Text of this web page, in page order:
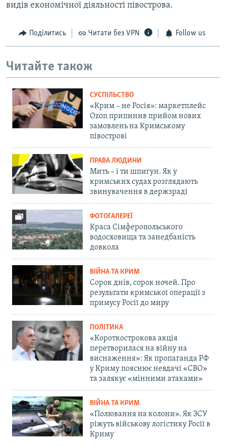
видів економічної діяльності півострова.
Поділитись Читати без VPN Follow us
Читайте також
СУСПІЛЬСТВО
«Крим – не Росія»: маркетплейс
Ozon припинив прийом нових
замовлень на Кримському
півострові
ПРАВА ЛЮДИНИ
Мить – і ти шпигун. Як у
кримських судах розглядають
звинувачення в держзраді
ФОТОГАЛЕРЕЇ
Краса Сімферопольського
водосховища та занедбаність
довкола
ВІЙНА ТА КРИМ
Сорок днів, сорок ночей. Про
результати кримської операції з
примусу Росії до миру
ПОЛІТИКА
«Короткострокова акція
перетворилася на війну на
виснаження»: Як пропаганда РФ
у Криму пояснює невдачі «СВО»
та залякує «мінними атаками»
ВІЙНА ТА КРИМ
«Полювання на колони». Як ЗСУ
ріжуть військову логістику Росії в
Криму